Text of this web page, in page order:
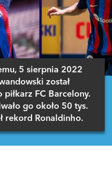
5 sierpnia 2022
został
FC Barcelony.
go około 50 tys.
rekord Ronaldinho.